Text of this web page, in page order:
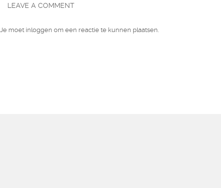
LEAVE A COMMENT
Je moet inloggen om een reactie te kunnen plaatsen.